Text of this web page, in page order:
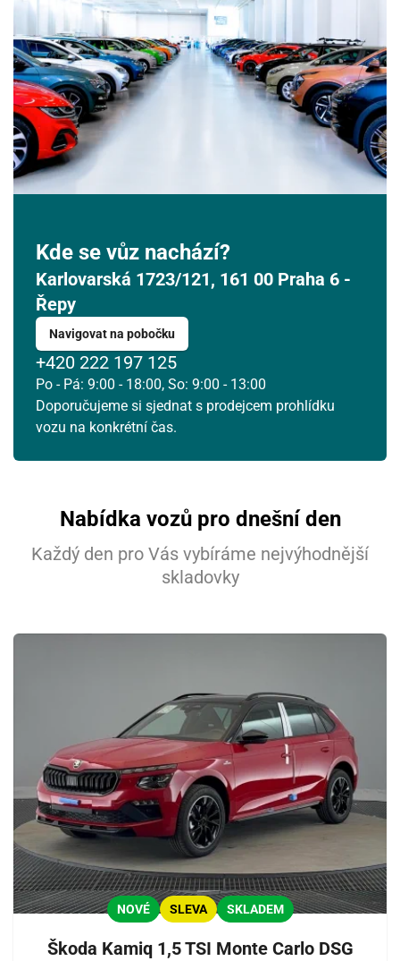
Kde se vůz nachází?
Karlovarská 1723/121, 161 00 Praha 6 -
Řepy
Navigovat na pobočku
+420 222 197 125
Po - Pá: 9:00 - 18:00, So: 9:00 - 13:00
Doporučujeme si sjednat s prodejcem prohlídku
vozu na konkrétní čas.
Nabídka vozů pro dnešní den
Každý den pro Vás vybíráme nejvýhodnější
skladovky
NOVÉ SLEVA SKLADEM
Škoda Kamiq 1,5 TSI Monte Carlo DSG
24 25 26 27 28 30
31 1 2 4 5 6